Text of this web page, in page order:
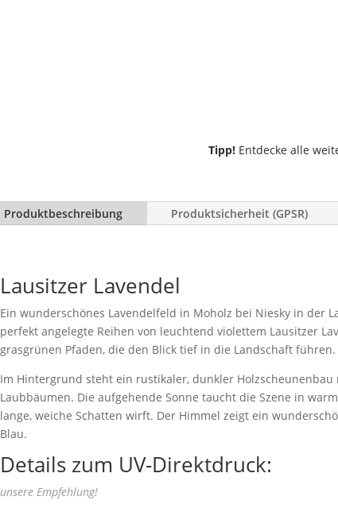
Tipp!Entdecke alle
Produktbeschreibung Produktsicherheit (GPSR)
Lausitzer Lavendel
Ein wunderschönes Lavendelfeld in Moholz bei Niesky in der
perfekt angelegte Reihen von leuchtend violettem Lausitzer
grasgrünen Pfaden, die den Blick tief in die Landschaft führen.
Im Hintergrund steht ein rustikaler, dunkler
Laubbäumen. Die aufgehende Sonne taucht die Szene in
lange, weiche Schatten wirft. Der Himmel zeigt ein
Blau.
Details zum UV-Direktdruck:
unsere Empfehlung!